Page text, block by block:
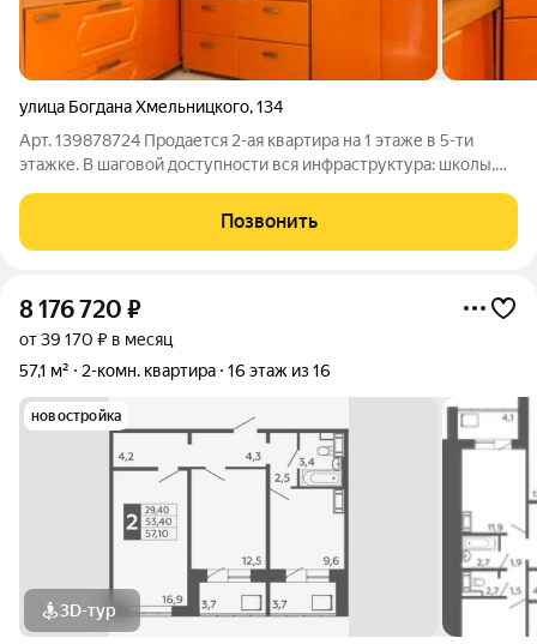
улица Богдана Хмельницкого,134
Арт. 139878724 Продается 2-ая квартира на 1 этаже в 5-ти
этажке. В шаговой доступности вся инфраструктура: школы,
квартире остается: шкаф купе, кровать, два стола, диван,
кухонный
Позвонить
8 176 720 ₽
от 39 170 ₽ в месяц
57,1 м²
2-комн. квартира 16 этаж из 16
новостройка
3D-тур